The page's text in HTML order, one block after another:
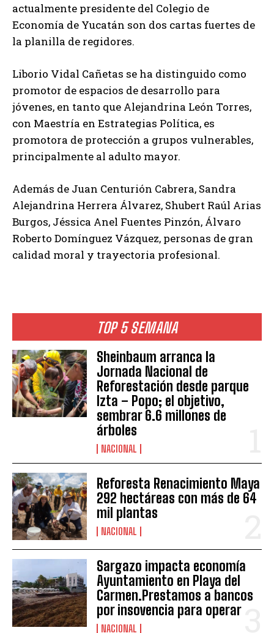
TOP 5 SEMANA
Sheinbaum arranca la
Jornada Nacional de
Reforestación desde parque
Izta – Popo; el objetivo,
sembrar 6.6 millones de
árboles
NACIONAL
Reforesta Renacimiento Maya
292 hectáreas con más de 64
mil plantas
NACIONAL
Sargazo impacta economía
Ayuntamiento en Playa del
Carmen.Prestamos a bancos
por insovencia para operar
NACIONAL
actualmente presidente del Colegio de
Economía de Yucatán son dos cartas fuertes de
la planilla de regidores.
Liborio Vidal Cañetas se ha distinguido como
promotor de espacios de desarrollo para
jóvenes, en tanto que Alejandrina León Torres,
con Maestría en Estrategias Política, es
promotora de protección a grupos vulnerables,
principalmente al adulto mayor.
Además de Juan Centurión Cabrera, Sandra
Alejandrina Herrera Álvarez, Shubert Raúl Arias
Burgos, Jéssica Anel Fuentes Pinzón, Álvaro
Roberto Domínguez Vázquez, personas de gran
calidad moral y trayectoria profesional.